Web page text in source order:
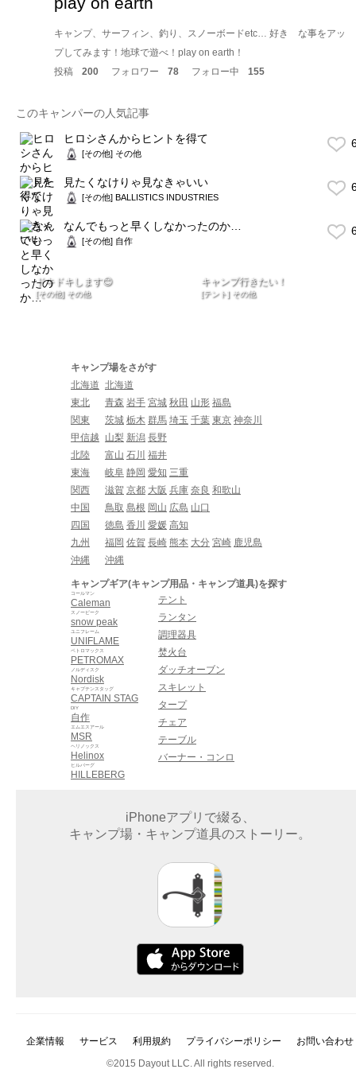
キャンプ、サーフィン、釣り、スノーボードetc… 好き な事をアッ
プしてみます！地球で遊べ！play on earth！
投稿
200 フォロワー 78 フォロー中 155
このキャンパーの人気記事
ヒロシさんからヒントを得て
[その他] その他
見たくなけりゃ見なきゃいい
[その他] BALLISTICS INDUSTRIES
なんでもっと早くしなかったのか…
[その他] 自作
ドキドキします😊
[その他] その他
キャンプ行きたい！
[テント] その他
キャンプ場をさがす
北海道 北海道
東北
青森 岩手 宮城 秋田 山形 福島
関東
茨城 栃木 群馬 埼玉 千葉 東京 神奈川
甲信越
山梨 新潟 長野
北陸
富山 石川 福井
東海
岐阜 静岡 愛知 三重
関西
滋賀 京都 大阪 兵庫 奈良 和歌山
中国
鳥取 島根 岡山 広島 山口
四国
徳島 香川 愛媛 高知
九州
福岡 佐賀 長崎 熊本 大分 宮崎 鹿児島
沖縄
沖縄
キャンプギア(キャンプ用品・キャンプ道具)を探す
Caleman
コールマン
snow peak
スノーピーク
UNIFLAME
ユニフレーム
PETROMAX
ペトロマックス
Nordisk
ノルディスク
CAPTAIN STAG
キャプテンスタッグ
自作
DIY
MSR
エムエスアール
Helinox
ヘリノックス
HILLEBERG
ヒルバーグ
テント
ランタン
調理器具
焚火台
ダッチオーブン
スキレット
タープ
チェア
テーブル
バーナー・コンロ
iPhoneアプリで綴る、
キャンプ場・キャンプ道具のストーリー。
企業情報 サービス 利用規約 プライバシーポリシー
お問い合わせ
©2015 Dayout LLC. All rights reserved.